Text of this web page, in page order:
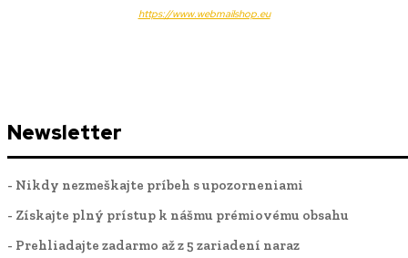
https://www.webmailshop.eu
Newsletter
- Nikdy nezmeškajte príbeh s upozorneniami
- Získajte plný prístup k nášmu prémiovému obsahu
- Prehliadajte zadarmo až z 5 zariadení naraz